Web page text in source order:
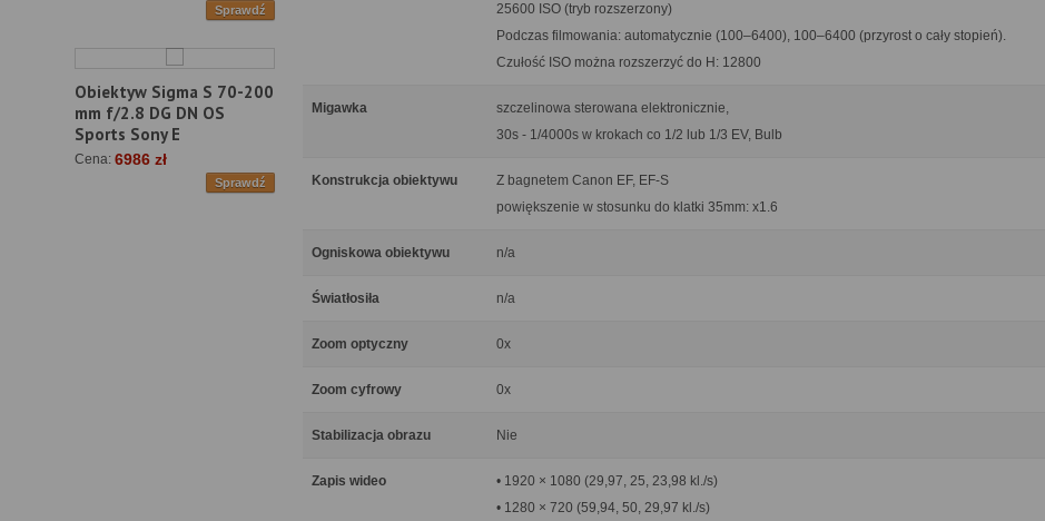
Sprawdź
Obiektyw Sigma S 70-200
mm f/2.8 DG DN OS
Sports Sony E
Cena: 6986 zł
Sprawdź
25600 ISO (tryb rozszerzony)
Podczas filmowania: automatycznie (100–6400), 100–6400 (przyrost o cały stopień).
Czułość ISO można rozszerzyć do H: 12800
Migawka
szczelinowa sterowana elektronicznie,
30s - 1/4000s w krokach co 1/2 lub 1/3 EV, Bulb
Konstrukcja obiektywu
Z bagnetem Canon EF, EF-S
powiększenie w stosunku do klatki 35mm: x1.6
Ogniskowa obiektywu n/a
Światłosiła n/a
Zoom optyczny 0x
Zoom cyfrowy 0x
Stabilizacja obrazu Nie
Zapis wideo
• 1920 × 1080 (29,97, 25, 23,98 kl./s)
• 1280 × 720 (59,94, 50, 29,97 kl./s)